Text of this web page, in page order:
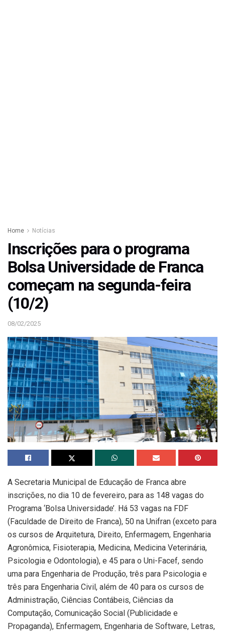
Home Notícias
Inscrições para o programa
Bolsa Universidade de Franca
começam na segunda-feira
(10/2)
08/02/2025
A Secretaria Municipal de Educação de Franca abre
inscrições, no dia 10 de fevereiro, para as 148 vagas do
Programa ‘Bolsa Universidade’. Há 53 vagas na FDF
(Faculdade de Direito de Franca), 50 na Unifran (exceto para
os cursos de Arquitetura, Direito, Enfermagem, Engenharia
Agronômica, Fisioterapia, Medicina, Medicina Veterinária,
Psicologia e Odontologia), e 45 para o Uni-Facef, sendo
uma para Engenharia de Produção, três para Psicologia e
três para Engenharia Civil, além de 40 para os cursos de
Administração, Ciências Contábeis, Ciências da
Computação, Comunicação Social (Publicidade e
Propaganda), Enfermagem, Engenharia de Software, Letras,